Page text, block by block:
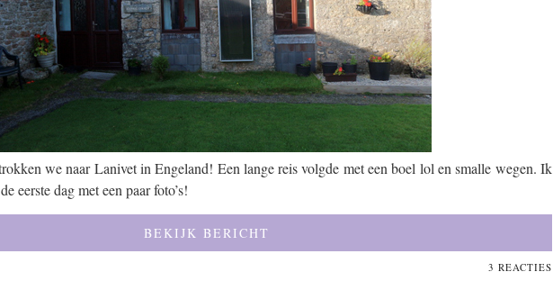
we naar Lanivet in Engeland! Een lange reis volgde met een boel lol en smalle wegen. Ik
eerste dag met een paar foto’s!
BEKIJK BERICHT
3 REACTIES